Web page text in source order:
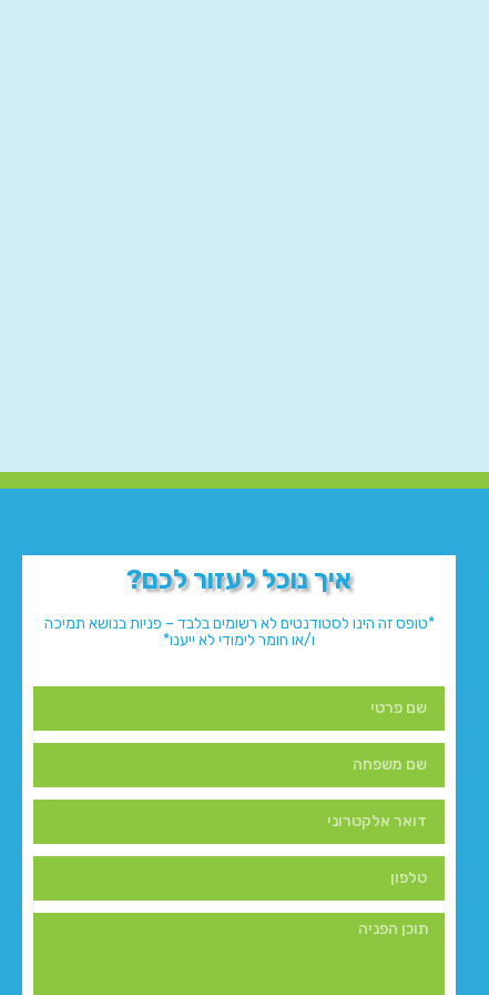
איך נוכל לעזור לכם?
*טופס זה הינו לסטודנטים לא רשומים בלבד – פניות בנושא תמיכה
ו/או חומר לימודי לא ייענו*